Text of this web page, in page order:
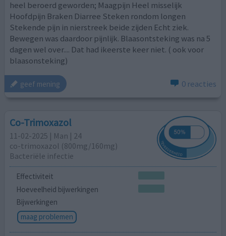
heel beroerd geworden; Maagpijn Heel misselijk
Hoofdpijn Braken Diarree Steken rondom longen
Stekende pijn in nierstreek beide zijden Echt ziek.
Bewegen was daardoor pijnlijk. Blaasontsteking was na 5
dagen wel over.... Dat had ikeerste keer niet. ( ook voor
blaasonsteking)
geef mening 0 reacties
Co-Trimoxazol
11-02-2025 | Man | 24
co-trimoxazol (800mg/160mg)
Bacteriële infectie
Effectiviteit
Hoeveelheid bijwerkingen
Bijwerkingen
maag problemen